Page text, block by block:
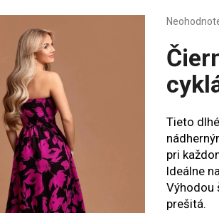
Priemerné
produktu
je
z
hviezdičiek.
Tieto
pri
Ideálne
Výhodou
prešitá.
HĽADAŤ
Odporúčame